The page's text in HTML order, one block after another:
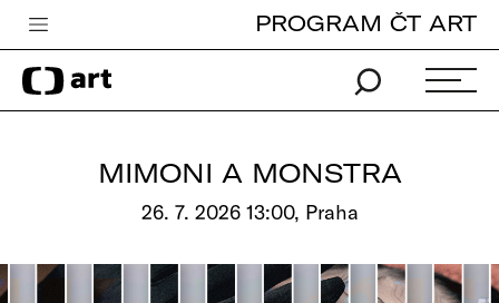
Česká televize
Zpravodajství
Pro děti
PROGRAM ČT ART
MIMONI A MONSTRA
26. 7. 2026 13:00, Praha